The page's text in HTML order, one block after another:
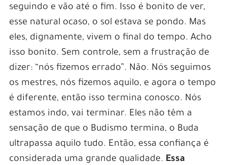
seguindo e vão até o fim. Isso é bonito de ver,
esse natural ocaso, o sol estava se pondo. Mas
eles, dignamente, vivem o final do tempo. Acho
isso bonito. Sem controle, sem a frustração de
dizer: “nós fizemos errado”. Não. Nós seguimos
os mestres, nós fizemos aquilo, e agora o tempo
é diferente, então isso termina conosco. Nós
estamos indo, vai terminar. Eles não têm a
sensação de que o Budismo termina, o Buda
ultrapassa aquilo tudo. Então, essa confiança é
considerada uma grande qualidade. Essa